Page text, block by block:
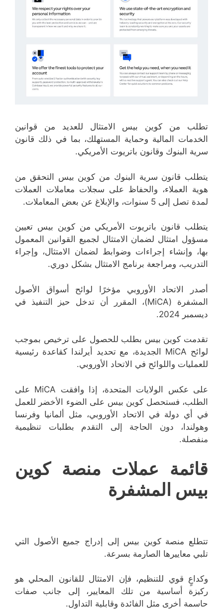
تطلب من كوين بيس الامتثال للعديد من قوانين
الخدمات المالية وحماية المستهلك، بما في ذلك قانون
سرية البنوك وقانون باتريوت الأمريكي.
يتطلب قانون سرية البنوك من كوين بيس التحقق من
هوية العملاء، والحفاظ على سجلات معاملات العملات
لمدة تصل إلى 5 سنوات، والإبلاغ عن بعض المعاملات.
يتطلب قانون باتريوت الأمريكي من كوين بيس تعيين
مسؤول امتثال لضمان الامتثال لجميع القوانين المعمول
بها، وإنشاء إجراءات وضوابط لضمان الامتثال، وإجراء
التدريب، ومراجعة برنامج الامتثال بشكل دوري.
أصدر الاتحاد الأوروبي مؤخرًا لوائح أسواق الأصول
المشفرة (MiCA)، المقرر أن تدخل حيز التنفيذ في
ديسمبر 2024.
تقدمت كوين بيس بطلب للحصول على ترخيص بموجب
لوائح MiCA الجديدة، مع تحديد أيرلندا كقاعدة رئيسية
للعمليات واللوائح في الاتحاد الأوروبي.
على عكس الولايات المتحدة، إذا وافقت MiCA على
الطلب، فستحصل كوين بيس على الضوء الأخضر للعمل
في أي دولة في الاتحاد الأوروبي، مثل ألمانيا وفرنسا
وهولندا، دون الحاجة إلى التقدم بطلبات تنظيمية
منفصلة.
قائمة عملات منصة كوين
بيس المشفرة
تتطلع منصة كوين بيس إلى إدراج جميع الأصول التي
تلبي معاييرها الصارمة بسرعة.
وكداعٍ قوي للتنظيم، فإن الامتثال للقانون المحلي هو
ركيزة أساسية من تلك المعايير، إلى جانب صفات
حاسمة أخرى مثل الفائدة وقابلية التداول.